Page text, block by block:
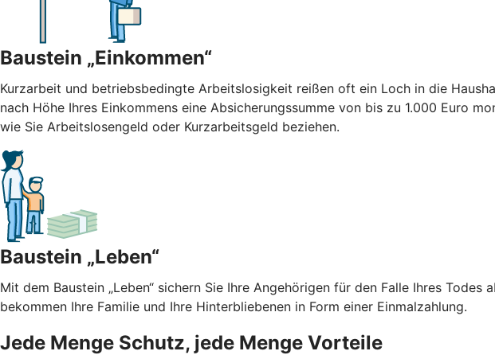
Baustein „Einkommen“
Kurzarbeit und betriebsbedingte Arbeitslosigkeit reißen oft ein Loch in die
nach Höhe Ihres Einkommens eine Absicherungssumme von bis zu 1.000 Euro
wie Sie Arbeitslosengeld oder Kurzarbeitsgeld beziehen.
Baustein „Leben“
Mit dem Baustein „Leben“ sichern Sie Ihre Angehörigen für den Falle Ihres
bekommen Ihre Familie und Ihre Hinterbliebenen in Form einer Einmalzahlung.
Jede Menge Schutz, jede Menge Vorteile